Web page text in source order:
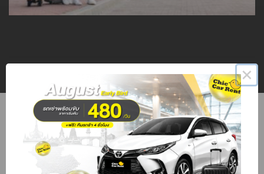
We know the difference is in the details and that’s why our
car rental services, in the tourism and business industry,
×